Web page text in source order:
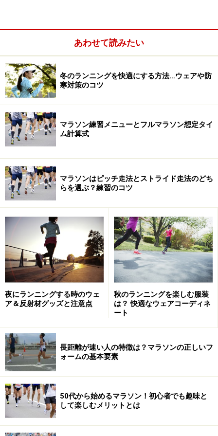
1kmを何分何秒で走ったかではなく、何拍の心拍数で走った
かがトレーニングの目標管理には重要になる
こうした運動の強度に連動している心臓の働きの変化
は、脈拍に素直に現れます。この脈拍の動きを監視して
いれば、LT値のポイントを判定でき、効率的なトレーニ
ングを可能にするというわけです。
ダイエットも心拍トレーニングで効率的に
進化を心拍数でチェック
心拍数を測る方法
ハートレートモニターも進化
心拍トレーニングの実際
最大心拍数とは？
運動目的によって変わる目標心拍数
あわせて読みたい
冬のランニングを快適にする方法…ウェアや防
寒対策のコツ
マラソン練習メニューとフルマラソン想定タイ
ム計算式
マラソンはピッチ走法とストライド走法のどち
らを選ぶ？練習のコツ
夜にランニングする時のウェ
ア＆反射材グッズと注意点
秋のランニングを楽しむ服装
は？ 快適なウェアコーディネ
ート
長距離が速い人の特徴は？マラソンの正しいフ
ォームの基本要素
50代から始めるマラソン！初心者でも趣味と
して楽しむメリットとは